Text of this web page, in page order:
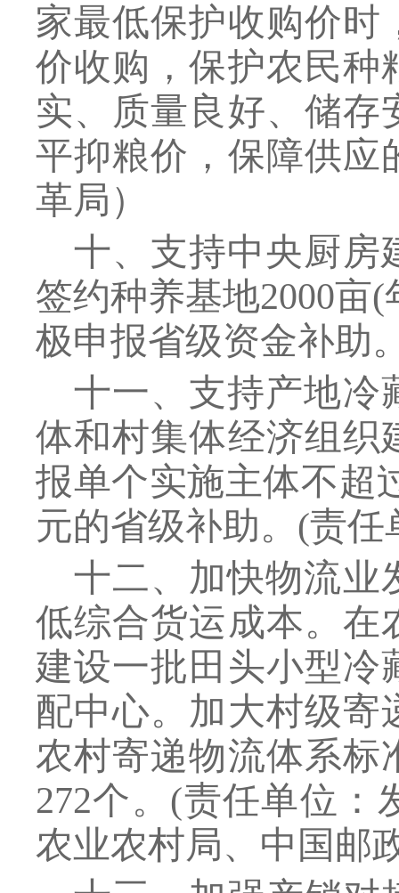
家最低保护收购价时
价收购，保护农民种
实、质量良好、储存
平抑粮价，保障供应
革局）
十、支持中央厨房
签约种养基地2000亩
极申报省级资金补助
十一、支持产地冷
体和村集体经济组织
报单个实施主体不超
元的省级补助。 (责任
十二、加快物流业
低综合货运成本。在
建设一批田头小型冷
配中心。加大村级寄
农村寄递物流体系标
272个。 (责任单位：
农业农村局、中国邮